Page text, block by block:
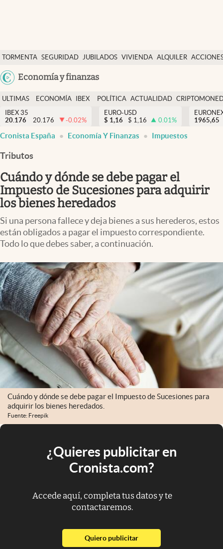
TORMENTA SEGURIDAD JUBILADOS VIVIENDA ALQUILER
USA
Colombia
Economía y finanzas
Economía y finanzas
Política
Actualidad
Criptomonedas
España
ULTIMAS
NOTICIAS
ECONOMÍA
FINANZAS
IBEX
EURO
POLÍTICA ACTUALIDAD
IBEX 35
20.176
20.176 -0.02%
EURO-USD
$ 1,16 $ 1,16 0.01%
1965,65
Cronista España Economía Y Finanzas Impuestos
Tributos
Cuándo y dónde se debe pagar el
Impuesto de Sucesiones para adquirir
los bienes heredados
Si una persona fallece y deja bienes a sus herederos, estos
están obligados a pagar el impuesto correspondiente.
Todo lo que debes saber, a continuación.
Cuándo y dónde se debe pagar el Impuesto de Sucesiones para
adquirir los bienes heredados.
Fuente: Freepik
¿Quieres publicitar en
Cronista.com?
Accede aquí, completa tus datos y te
contactaremos.
Quiero publicitarabre en nueva pestaña